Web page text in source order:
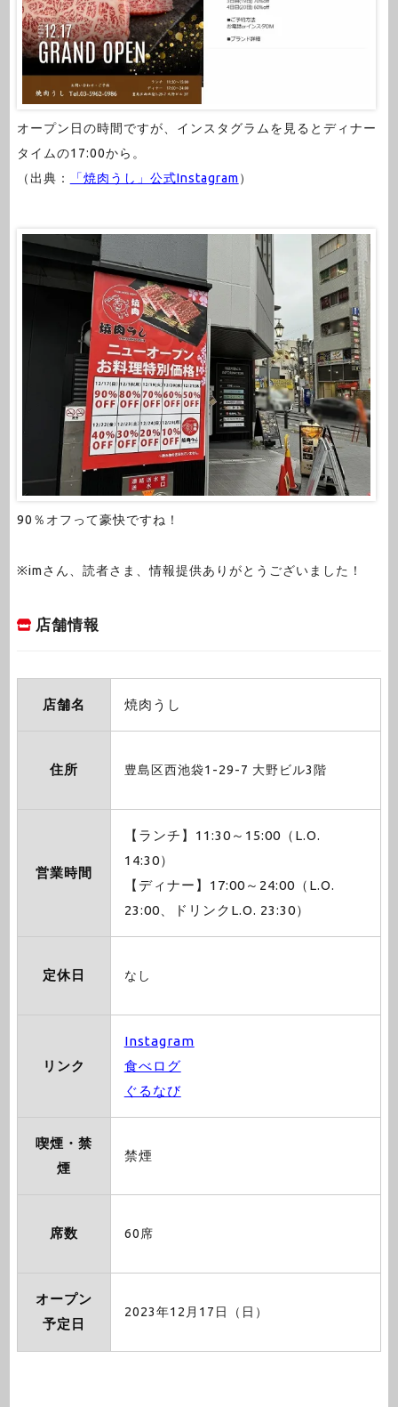
オープン日の時間ですが、インスタグラムを見るとディナー
タイムの17:00から。
（出典：
「焼肉うし」公式Instagram）
90％オフって豪快ですね！
※imさん、読者さま、情報提供ありがとうございました！
店舗情報
店舗名 焼肉うし
住所 豊島区西池袋1-29-7 大野ビル3階
営業時間
【ランチ】11:30～15:00（L.O.
14:30）
【ディナー】17:00～24:00（L.O.
23:00、ドリンクL.O. 23:30）
定休日 なし
リンク
Instagram
食べログ
ぐるなび
喫煙・禁
煙
禁煙
席数 60席
オープン
予定日
2023年12月17日（日）